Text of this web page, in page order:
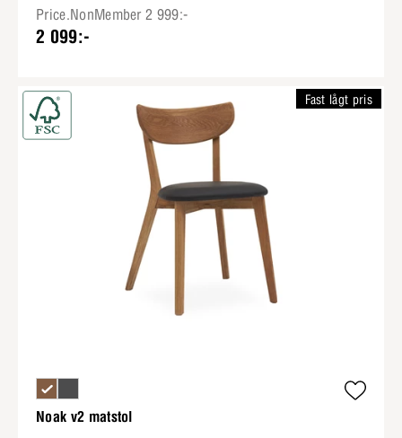
Price.NonMember 2 999:-
2 099:-
Noak v2 matstol
Fast lågt pris